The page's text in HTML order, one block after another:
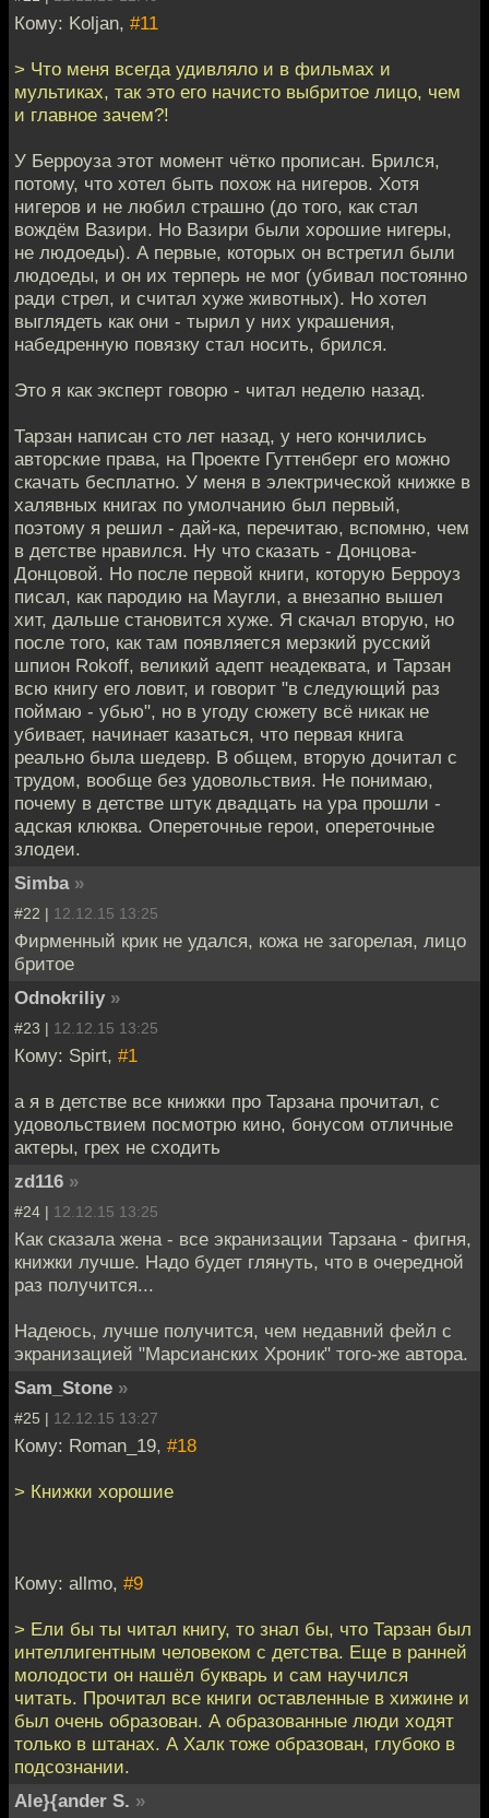
Кому: Koljan, #11
> Что меня всегда удивляло и в фильмах и
мультиках, так это его начисто выбритое лицо, чем
и главное зачем?!
У Берроуза этот момент чётко прописан. Брился,
потому, что хотел быть похож на нигеров. Хотя
нигеров и не любил страшно (до того, как стал
вождём Вазири. Но Вазири были хорошие нигеры,
не людоеды). А первые, которых он встретил были
людоеды, и он их терперь не мог (убивал постоянно
ради стрел, и считал хуже животных). Но хотел
выглядеть как они - тырил у них украшения,
набедренную повязку стал носить, брился.
Это я как эксперт говорю - читал неделю назад.
Тарзан написан сто лет назад, у него кончились
авторские права, на Проекте Гуттенберг его можно
скачать бесплатно. У меня в электрической книжке в
халявных книгах по умолчанию был первый,
поэтому я решил - дай-ка, перечитаю, вспомню, чем
в детстве нравился. Ну что сказать - Донцова-
Донцовой. Но после первой книги, которую Берроуз
писал, как пародию на Маугли, а внезапно вышел
хит, дальше становится хуже. Я скачал вторую, но
после того, как там появляется мерзкий русский
шпион Rokoff, великий адепт неадеквата, и Тарзан
всю книгу его ловит, и говорит "в следующий раз
поймаю - убью", но в угоду сюжету всё никак не
убивает, начинает казаться, что первая книга
реально была шедевр. В общем, вторую дочитал с
трудом, вообще без удовольствия. Не понимаю,
почему в детстве штук двадцать на ура прошли -
адская клюква. Опереточные герои, опереточные
злодеи.
Simba »
#22 | 12.12.15 13:25
Фирменный крик не удался, кожа не загорелая, лицо
бритое
Odnokriliy »
#23 | 12.12.15 13:25
Кому: Spirt, #1
а я в детстве все книжки про Тарзана прочитал, с
удовольствием посмотрю кино, бонусом отличные
актеры, грех не сходить
zd116 »
#24 | 12.12.15 13:25
Как сказала жена - все экранизации Тарзана - фигня,
книжки лучше. Надо будет глянуть, что в очередной
раз получится...
Надеюсь, лучше получится, чем недавний фейл с
экранизацией "Марсианских Хроник" того-же автора.
Sam_Stone »
#25 | 12.12.15 13:27
Кому: Roman_19, #18
> Книжки хорошие
Кому: allmo, #9
> Ели бы ты читал книгу, то знал бы, что Тарзан был
интеллигентным человеком с детства. Еще в ранней
молодости он нашёл букварь и сам научился
читать. Прочитал все книги оставленные в хижине и
был очень образован. А образованные люди ходят
только в штанах. А Халк тоже образован, глубоко в
подсознании.
Ale}{ander S. »